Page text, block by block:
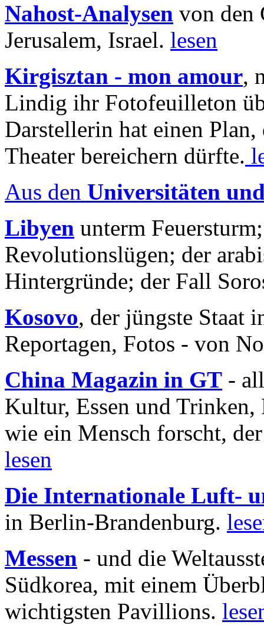
Nahost-Analysen von den
Jerusalem, Israel. lesen
Kirgisztan - mon amour,
Lindig ihr Fotofeuilleton
Darstellerin hat einen Plan,
Theater bereichern dürfte.
Aus den Universitäten
Libyen unterm
Revolutionslügen; der
Hintergründe; der Fall
Kosovo, der jüngste Staat
Reportagen, Fotos - von
China Magazin in GT -
Kultur, Essen und
wie ein Mensch forscht,
lesen
Die Internationale Luft-
in Berlin-Brandenburg.
Messen - und die
Südkorea, mit einem
wichtigsten Pavillions.